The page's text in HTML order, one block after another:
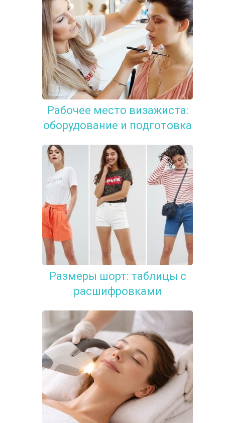
Рабочее место визажиста:
оборудование и подготовка
Размеры шорт: таблицы с
расшифровками